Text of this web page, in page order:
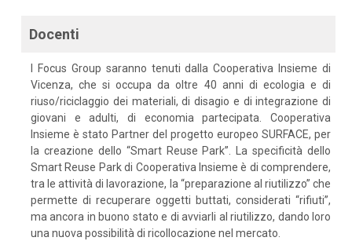
Docenti
I Focus Group saranno tenuti dalla Cooperativa Insieme di
Vicenza, che si occupa da oltre 40 anni di ecologia e di
riuso/riciclaggio dei materiali, di disagio e di integrazione di
giovani e adulti, di economia partecipata. Cooperativa
Insieme è stato Partner del progetto europeo SURFACE, per
la creazione dello “Smart Reuse Park”. La specificità dello
Smart Reuse Park di Cooperativa Insieme è di comprendere,
tra le attività di lavorazione, la “preparazione al riutilizzo” che
permette di recuperare oggetti buttati, considerati “rifiuti”,
ma ancora in buono stato e di avviarli al riutilizzo, dando loro
una nuova possibilità di ricollocazione nel mercato.